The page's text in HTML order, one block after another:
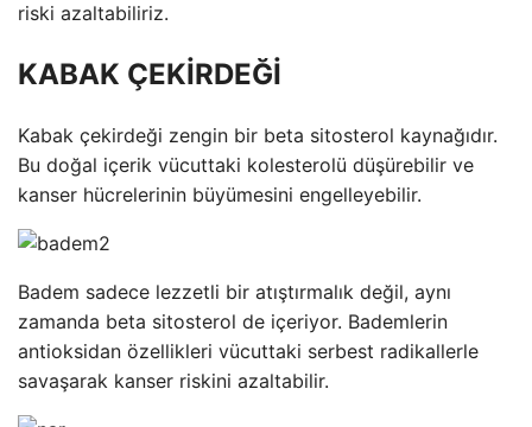
riski azaltabiliriz.
KABAK ÇEKİRDEĞİ
Kabak çekirdeği zengin bir beta sitosterol kaynağıdır.
Bu doğal içerik vücuttaki kolesterolü düşürebilir ve
kanser hücrelerinin büyümesini engelleyebilir.
Badem sadece lezzetli bir atıştırmalık değil, aynı
zamanda beta sitosterol de içeriyor. Bademlerin
antioksidan özellikleri vücuttaki serbest radikallerle
savaşarak kanser riskini azaltabilir.